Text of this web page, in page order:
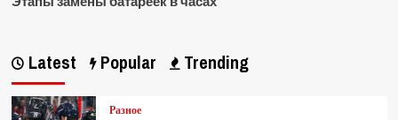
Latest Popular Trending
Разное